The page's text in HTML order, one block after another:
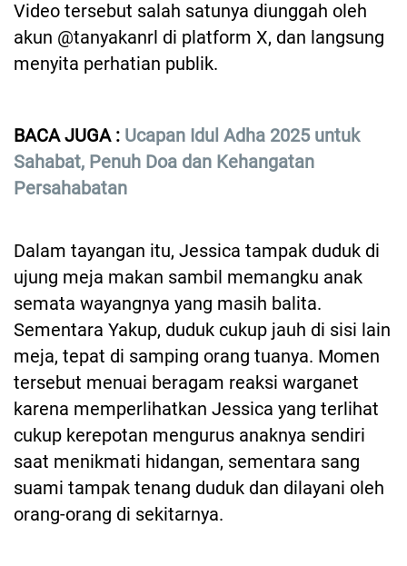
Video tersebut salah satunya diunggah oleh
akun @tanyakanrl di platform X, dan langsung
menyita perhatian publik.
BACA JUGA : Ucapan Idul Adha 2025 untuk
Sahabat, Penuh Doa dan Kehangatan
Persahabatan
Dalam tayangan itu, Jessica tampak duduk di
ujung meja makan sambil memangku anak
semata wayangnya yang masih balita.
Sementara Yakup, duduk cukup jauh di sisi lain
meja, tepat di samping orang tuanya. Momen
tersebut menuai beragam reaksi warganet
karena memperlihatkan Jessica yang terlihat
cukup kerepotan mengurus anaknya sendiri
saat menikmati hidangan, sementara sang
suami tampak tenang duduk dan dilayani oleh
orang-orang di sekitarnya.